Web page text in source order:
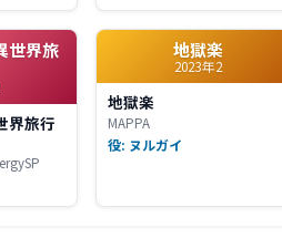
世界旅
界旅行
地獄楽
2023年2
地獄楽
MAPPA
役: ヌルガイ